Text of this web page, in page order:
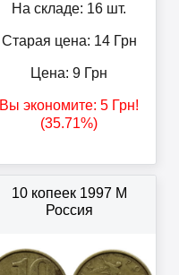
На складе: 16 шт.
Старая цена: 14Грн
Цена: 9 Грн
Вы экономите: 5 Грн!
(35.71%)
10 копеек 1997 М
Россия